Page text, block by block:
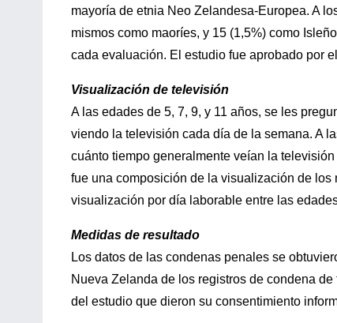
mayoría de etnia Neo Zelandesa-Europea. A
mismos como maoríes, y 15 (1,5%) como
cada evaluación. El estudio fue aprobado por
Visualización de televisión
A las edades de 5, 7, 9, y 11 años, se les
viendo la televisión cada día de la semana. A
cuánto tiempo generalmente veían la
fue una composición de la visualización de
visualización por día laborable entre las
Medidas de resultado
Los datos de las condenas penales se
Nueva Zelanda de los registros de condena
del estudio que dieron su consentimiento